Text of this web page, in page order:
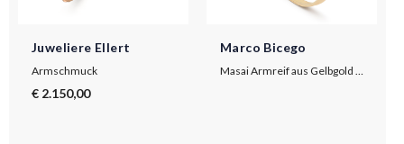
Juweliere Ellert
Armschmuck
€ 2.150,00
Marco Bicego